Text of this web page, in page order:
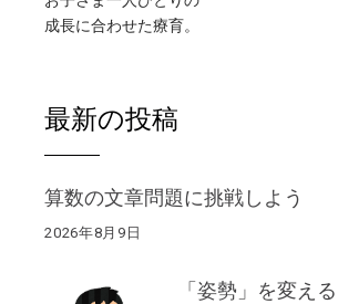
成長に合わせた療育。
最新の投稿
算数の文章問題に挑戦しよう
2026年8月9日
「姿勢」を変え